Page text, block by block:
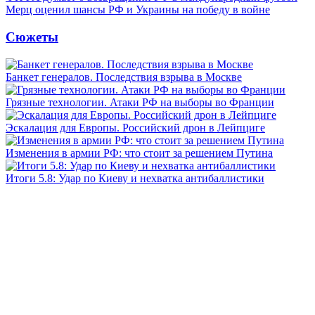
Мерц оценил шансы РФ и Украины на победу в войне
Сюжеты
Банкет генералов. Последствия взрыва в Москве
Грязные технологии. Атаки РФ на выборы во Франции
Эскалация для Европы. Российский дрон в Лейпциге
Изменения в армии РФ: что стоит за решением Путина
Итоги 5.8: Удар по Киеву и нехватка антибаллистики